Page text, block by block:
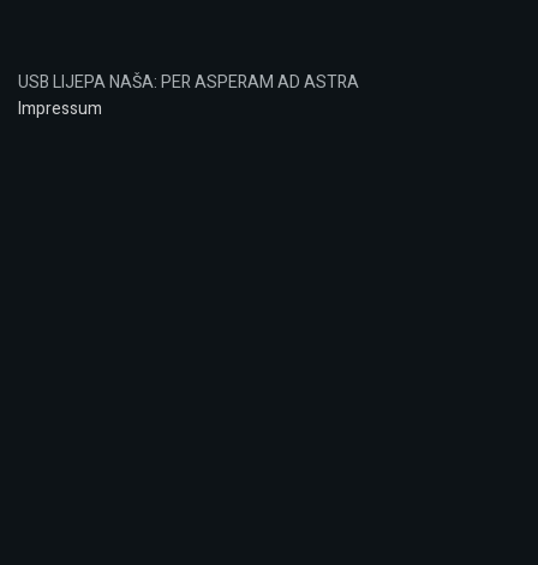
USB LIJEPA NAŠA: PER ASPERAM AD ASTRA
Impressum